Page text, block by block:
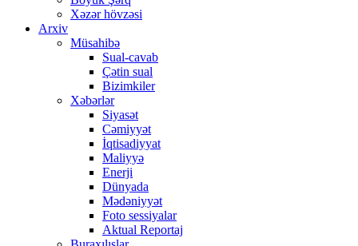
Xəzər hövzəsi
Arxiv
Müsahibə
Sual-cavab
Çətin sual
Bizimkiler
Xəbərlər
Siyasət
Cəmiyyət
İqtisadiyyat
Maliyyə
Enerji
Dünyada
Mədəniyyət
Foto sessiyalar
Aktual Reportaj